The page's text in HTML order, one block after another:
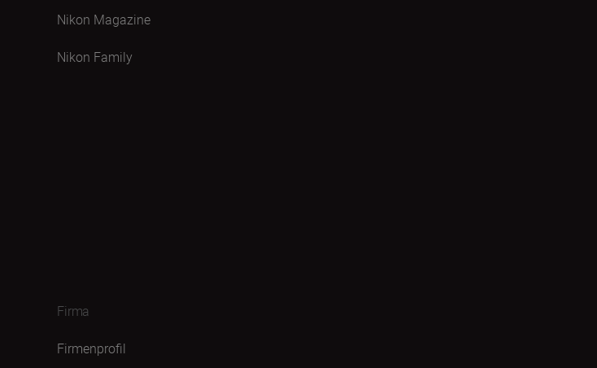
Nikon Magazine
Nikon Family
Firma
Firmenprofil